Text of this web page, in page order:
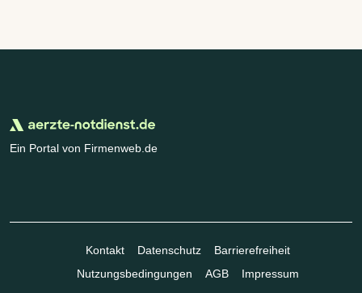
Ein Portal von Firmenweb.de
Kontakt Datenschutz
Barrierefreiheit
Nutzungsbedingungen
AGB Impressum